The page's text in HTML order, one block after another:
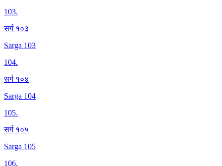
103.
सर्ग १०३
Sarga 103
104.
सर्ग १०४
Sarga 104
105.
सर्ग १०५
Sarga 105
106.